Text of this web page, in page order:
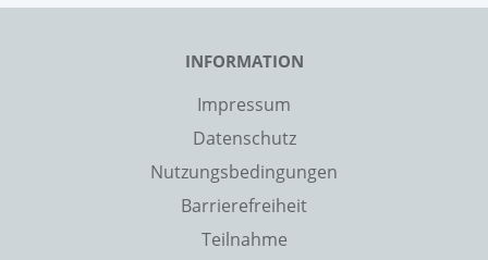
INFORMATION
Impressum
Datenschutz
Nutzungsbedingungen
Barrierefreiheit
Teilnahme